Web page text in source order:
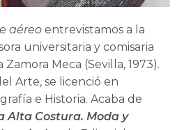
aéreo entrevistamos a la
universitaria y comisaria
Meca (Sevilla, 1973).
Arte, se licenció en
e Historia. Acaba de
Alta Costura. Moda y